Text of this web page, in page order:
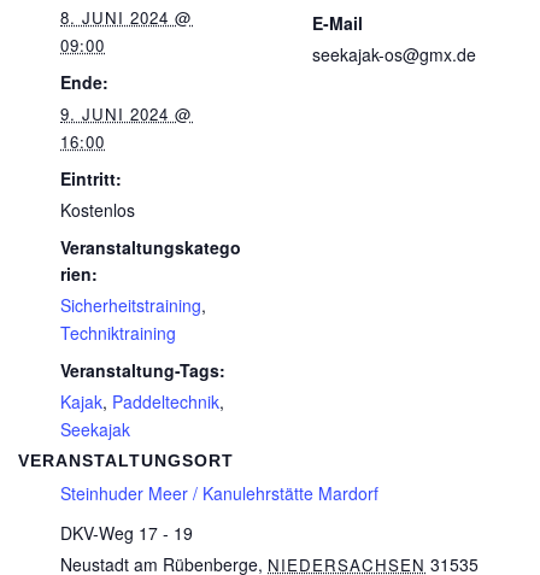
8. JUNI 2024 @
09:00
Ende:
9. JUNI 2024 @
16:00
Eintritt:
Kostenlos
Veranstaltungskatego
rien:
Sicherheitstraining,
Techniktraining
Veranstaltung-Tags:
Kajak, Paddeltechnik,
Seekajak
VERANSTALTUNGSORT
Steinhuder Meer / Kanulehrstätte Mardorf
DKV-Weg 17 - 19
Neustadt am Rübenberge, NIEDERSACHSEN 31535
E-Mail
seekajak-os@gmx.de